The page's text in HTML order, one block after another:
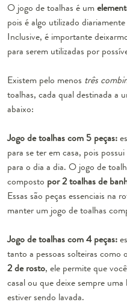
O jogo de toalhas é um
pois é algo utilizado
Inclusive, é importante
para serem utilizadas por
Existem pelo menos três
toalhas, cada qual destinada a
abaixo:
Jogo de toalhas com 5 peças:
para se ter em casa, pois
para o dia a dia. O jogo de
composto por 2 toalhas de
Essas são peças essenciais na
manter um jogo de toalhas
Jogo de toalhas com 4 peças:
tanto a pessoas solteiras como
2 de rosto, ele permite que
casal ou que deixe sempre
estiver sendo lavada.